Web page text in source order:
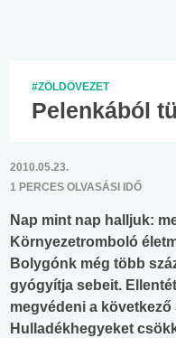
#ZÖLDÖVEZET
Pelenkából
2010.05.23.
1 PERCES OLVASÁSI IDŐ
Nap mint nap halljuk:
Környezetromboló
Bolygónk még több
gyógyítja sebeit.
megvédeni a következő
Hulladékhegyeket